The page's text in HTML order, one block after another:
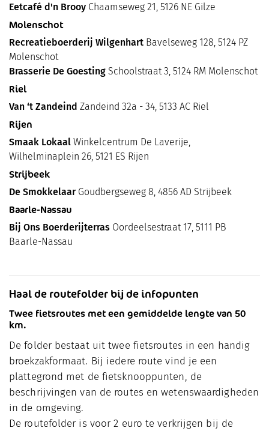
Eetcafé d'n Brooy Chaamseweg 21, 5126 NE Gilze
Molenschot
Recreatieboerderij Wilgenhart Bavelseweg 128, 5124 PZ
Molenschot
Brasserie De Goesting Schoolstraat 3, 5124 RM Molenschot
Riel
Van ‘t Zandeind Zandeind 32a - 34, 5133 AC Riel
Rijen
Smaak Lokaal Winkelcentrum De Laverije,
Wilhelminaplein 26, 5121 ES Rijen
Strijbeek
De Smokkelaar Goudbergseweg 8, 4856 AD Strijbeek
Baarle-Nassau
Bij Ons Boerderijterras Oordeelsestraat 17, 5111 PB
Baarle-Nassau
Haal de routefolder bij de infopunten
Twee fietsroutes met een gemiddelde lengte van 50
km.
De folder bestaat uit twee fietsroutes in een handig
broekzakformaat. Bij iedere route vind je een
plattegrond met de fietsknooppunten, de
beschrijvingen van de routes en wetenswaardigheden
in de omgeving.
De routefolder is voor 2 euro te verkrijgen bij de